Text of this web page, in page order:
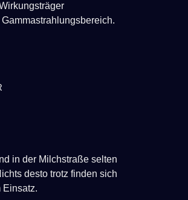
in der Milchstraße selten
desto trotz finden sich
Einsatz.